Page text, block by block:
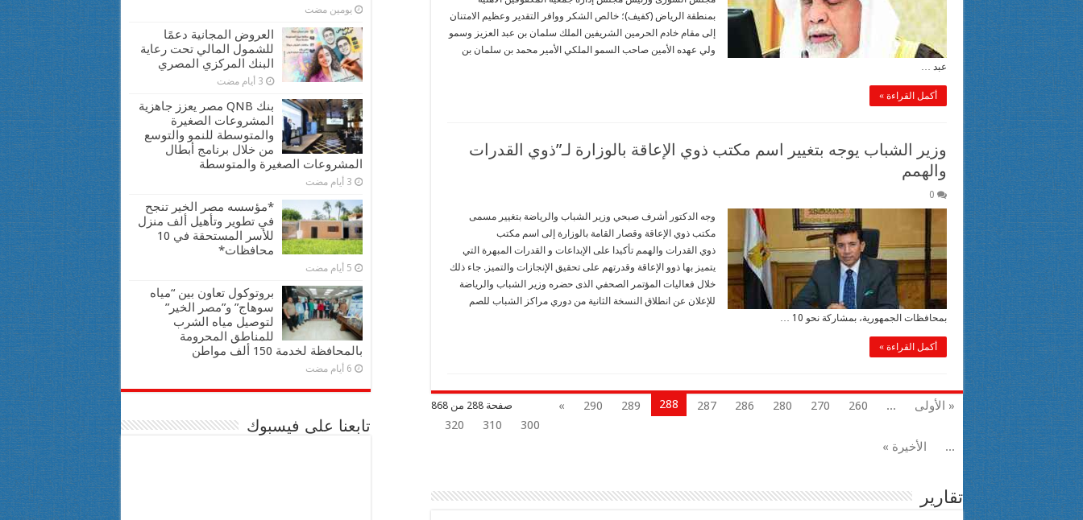
بمنطقة الرياض (كفيف)؛ خالص الشكر ووافر التقدير وعظيم الامتنان
إلى مقام خادم الحرمين الشريفين الملك سلمان بن عبد العزيز وسمو
ولي عهده الأمين صاحب السمو الملكي الأمير محمد بن سلمان بن
عبد …
أكمل القراءة »
وزير الشباب يوجه بتغيير اسم مكتب ذوي الإعاقة بالوزارة لـ”ذوي القدرات
والهمم
0
وجه الدكتور أشرف صبحي وزير الشباب والرياضة بتغيير مسمى
مكتب ذوي الإعاقة وقصار القامة بالوزارة إلى اسم مكتب
ذوي القدرات والهمم تأكيدا على الإبداعات و القدرات المبهرة التي
يتميز بها ذوو الإعاقة وقدرتهم على تحقيق الإنجازات والتميز. جاء ذلك
خلال فعاليات المؤتمر الصحفي الذى حضره وزير الشباب والرياضة
للإعلان عن انطلاق النسخة الثانية من دوري مراكز الشباب للصم
بمحافظات الجمهورية، بمشاركة نحو 10 …
أكمل القراءة »
صفحة 288 من 868 « الأولى ...
260
270
280
286
287
288
289
290
»
300
310
320
...
الأخيرة »
تقارير
يومين مضت
العروض المجانية دعمًا
للشمول المالي تحت رعاية
البنك المركزي المصري
3 أيام مضت
بنك QNB مصر يعزز جاهزية
المشروعات الصغيرة
والمتوسطة للنمو والتوسع
من خلال برنامج أبطال
المشروعات الصغيرة والمتوسطة
3 أيام مضت
*مؤسسه مصر الخير تنجح
في تطوير وتأهيل ألف منزل
للأسر المستحقة في 10
محافظات*
5 أيام مضت
بروتوكول تعاون بين “مياه
سوهاج” و”مصر الخير”
لتوصيل مياه الشرب
للمناطق المحرومة
بالمحافظة لخدمة 150 ألف مواطن
6 أيام مضت
تابعنا على فيسبوك